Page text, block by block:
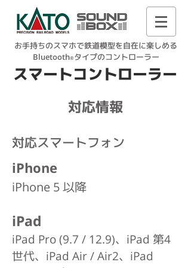
お手持ちのスマホで鉄道模型を自在に楽しめる
Bluetooth®タイプのコントローラー
スマートコントローラー
対応情報
​対応スマートフォン
iPhone
iPad
iPhone 5 以降
iPad Pro (9.7 / 12.9)、iPad 第4
世代、iPad Air / Air2、iPad